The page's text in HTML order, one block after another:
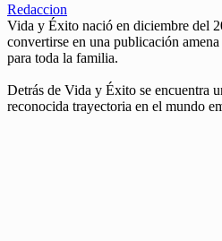
Redaccion
Vida y Éxito nació en diciembre del
convertirse en una publicación
para toda la familia.
Detrás de Vida y Éxito se encuentra
reconocida trayectoria en el mundo